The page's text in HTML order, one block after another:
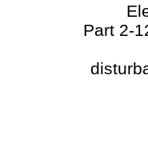
Part 2-